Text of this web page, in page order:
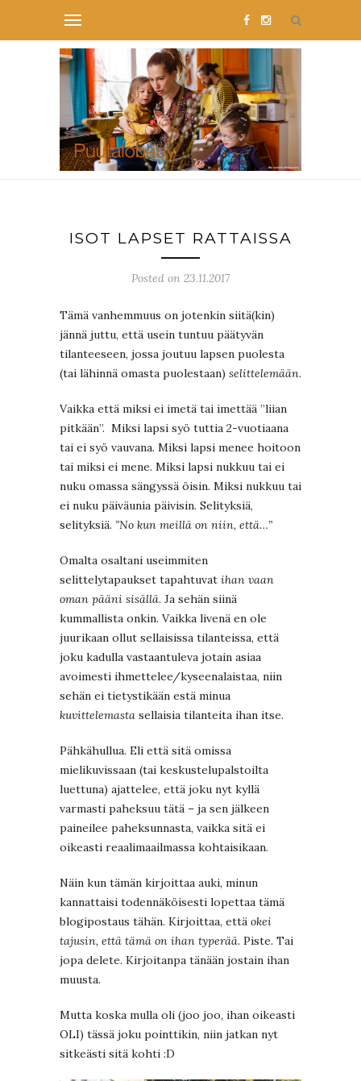
ISOT LAPSET RATTAISSA
Posted on 23.11.2017
Tämä vanhemmuus on jotenkin siitä(kin)
jännä juttu, että usein tuntuu päätyvän
tilanteeseen, jossa joutuu lapsen puolesta
(tai lähinnä omasta puolestaan) selittelemään.
Vaikka että miksi ei imetä tai imettää ”liian
pitkään”. Miksi lapsi syö tuttia 2-vuotiaana
tai ei syö vauvana. Miksi lapsi menee hoitoon
tai miksi ei mene. Miksi lapsi nukkuu tai ei
nuku omassa sängyssä öisin. Miksi nukkuu tai
ei nuku päiväunia päivisin. Selityksiä,
selityksiä. ”No kun meillä on niin, että…”
Omalta osaltani useimmiten
selittelytapaukset tapahtuvat ihan vaan
oman pääni sisällä. Ja sehän siinä
kummallista onkin. Vaikka livenä en ole
juurikaan ollut sellaisissa tilanteissa, että
joku kadulla vastaantuleva jotain asiaa
avoimesti ihmettelee/kyseenalaistaa, niin
sehän ei tietystikään estä minua
kuvittelemasta sellaisia tilanteita ihan itse.
Pähkähullua. Eli että sitä omissa
mielikuvissaan (tai keskustelupalstoilta
luettuna) ajattelee, että joku nyt kyllä
varmasti paheksuu tätä – ja sen jälkeen
paineilee paheksunnasta, vaikka sitä ei
oikeasti reaalimaailmassa kohtaisikaan.
Näin kun tämän kirjoittaa auki, minun
kannattaisi todennäköisesti lopettaa tämä
blogipostaus tähän. Kirjoittaa, että okei
tajusin, että tämä on ihan typerää. Piste. Tai
jopa delete. Kirjoitanpa tänään jostain ihan
muusta.
Mutta koska mulla oli (joo joo, ihan oikeasti
OLI) tässä joku pointtikin, niin jatkan nyt
sitkeästi sitä kohti :D